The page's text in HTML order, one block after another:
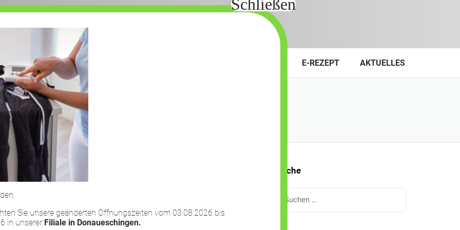
HOME E-REZEPT AKTUELLES
Suche
Sie unsere geänderten Öffnungszeiten vom 03.08.2026 bis
in unserer Filiale in Donaueschingen.